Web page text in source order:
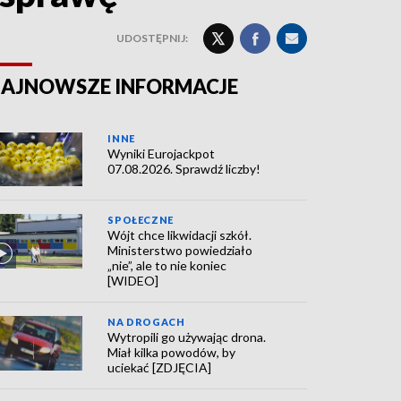
UDOSTĘPNIJ:
INFORMACJE
INNE
Wyniki Eurojackpot
07.08.2026. Sprawdź liczby!
SPOŁECZNE
Wójt chce likwidacji szkół.
Ministerstwo powiedziało
„nie”, ale to nie koniec
[WIDEO]
NA DROGACH
Wytropili go używając drona.
Miał kilka powodów, by
uciekać [ZDJĘCIA]